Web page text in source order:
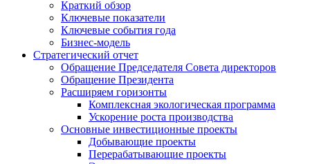
Краткий обзор
Ключевые показатели
Ключевые события года
Бизнес-модель
Стратегический отчет
Обращение Председателя Совета директоров
Обращение Президента
Расширяем горизонты
Комплексная экологическая программа
Ускорение роста производства
Основные инвестиционные проекты
Добывающие проекты
Перерабатывающие проекты